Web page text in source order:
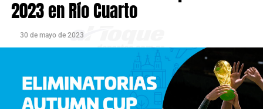
2023 en Río Cuarto
30 de mayo de 2023